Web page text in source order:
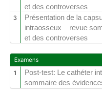
et des controverses
3
Présentation de la
intraosseux – revue
et des controverses
Examens
1
Post-test: Le cathéter
sommaire des